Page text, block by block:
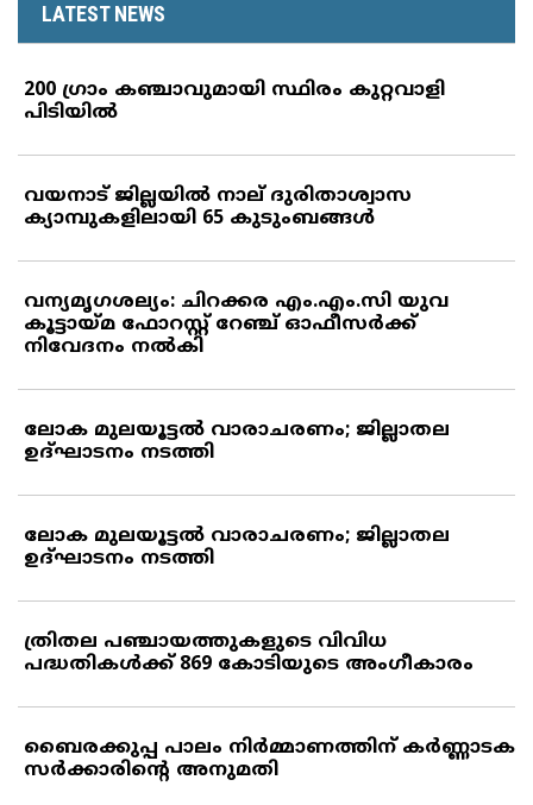
LATEST NEWS
200 ഗ്രാം കഞ്ചാവുമായി സ്ഥിരം കുറ്റവാളി
പിടിയില്‍
വയനാട് ജില്ലയില്‍ നാല് ദുരിതാശ്വാസ
ക്യാമ്പുകളിലായി 65 കുടുംബങ്ങള്‍
വന്യമൃഗശല്യം: ചിറക്കര എം.എം.സി യുവ
കൂട്ടായ്മ ഫോറസ്റ്റ് റേഞ്ച് ഓഫീസര്‍ക്ക്
നിവേദനം നല്‍കി
ലോക മുലയൂട്ടല്‍ വാരാചരണം; ജില്ലാതല
ഉദ്ഘാടനം നടത്തി
ലോക മുലയൂട്ടല്‍ വാരാചരണം; ജില്ലാതല
ഉദ്ഘാടനം നടത്തി
ത്രിതല പഞ്ചായത്തുകളുടെ വിവിധ
പദ്ധതികള്‍ക്ക് 869 കോടിയുടെ അംഗീകാരം
ബൈരക്കുപ്പ പാലം നിര്‍മ്മാണത്തിന് കര്‍ണ്ണാടക
സര്‍ക്കാരിന്റെ അനുമതി